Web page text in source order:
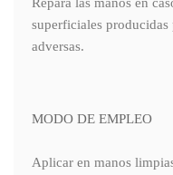
Repara las manos en
superficiales
adversas.
MODO DE EMPLEO
Aplicar en manos